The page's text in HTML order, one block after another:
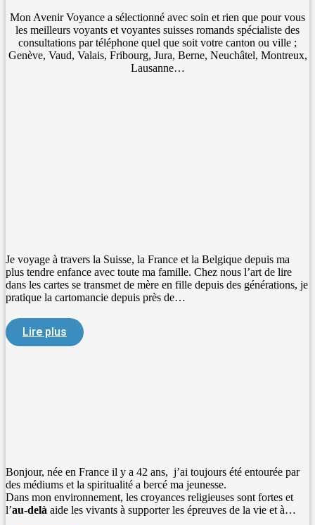
Mon Avenir Voyance a sélectionné avec soin et rien que pour vous
les meilleurs voyants et voyantes suisses romands spécialiste des
consultations par téléphone quel que soit votre canton ou ville ;
Genève, Vaud, Valais, Fribourg, Jura, Berne, Neuchâtel, Montreux,
Lausanne…
Je voyage à travers la Suisse, la France et la Belgique depuis ma
plus tendre enfance avec toute ma famille. Chez nous l’art de lire
dans les cartes se transmet de mère en fille depuis des générations, je
pratique la cartomancie depuis près de…
Lire plus
Bonjour, née en France il y a 42 ans, j’ai toujours été entourée par
des médiums et la spiritualité a bercé ma jeunesse.
Dans mon environnement, les croyances religieuses sont fortes et
l’au-delà aide les vivants à supporter les épreuves de la vie et à…